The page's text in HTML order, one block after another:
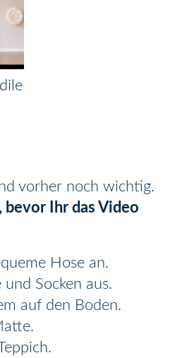
vorher noch wichtig.
bevor Ihr das Video
Hose an.
Socken aus.
auf den Boden.